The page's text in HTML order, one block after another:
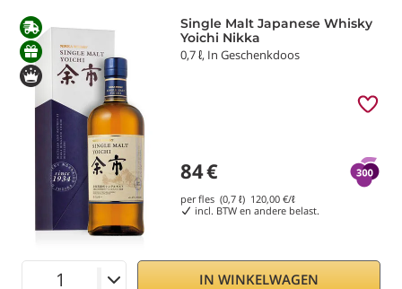
Single Malt Japanese Whisky
Yoichi Nikka
0,7 ℓ, In Geschenkdoos
84€
per fles (0,7 ℓ) 120,00€/ℓ
incl. BTW en andere belast.
IN WINKELWAGEN